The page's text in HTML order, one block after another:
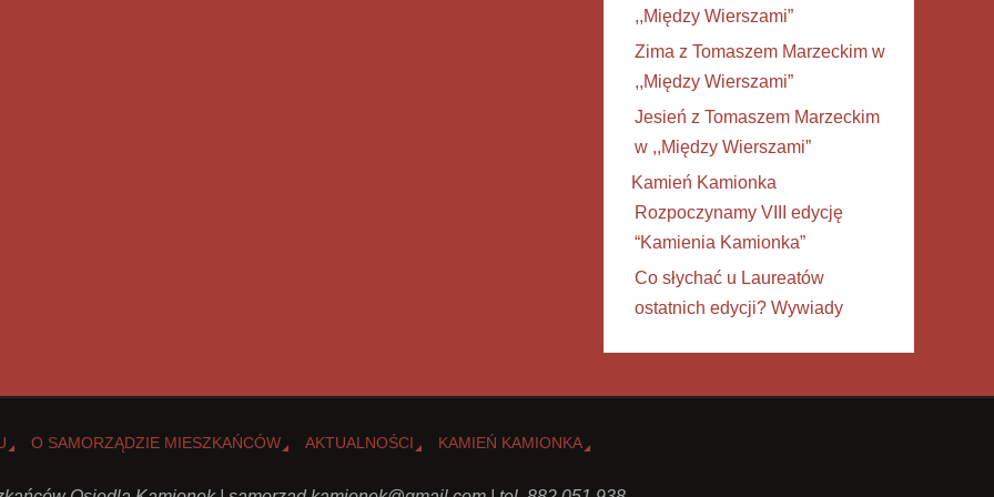
,,Między Wierszami”
Zima z Tomaszem Marzeckim w
,,Między Wierszami”
Jesień z Tomaszem Marzeckim
w ,,Między Wierszami”
Kamień Kamionka
Rozpoczynamy VIII edycję
“Kamienia Kamionka”
Co słychać u Laureatów
ostatnich edycji? Wywiady
O SAMORZĄDZIE MIESZKAŃCÓW AKTUALNOŚCI KAMIEŃ KAMIONKA